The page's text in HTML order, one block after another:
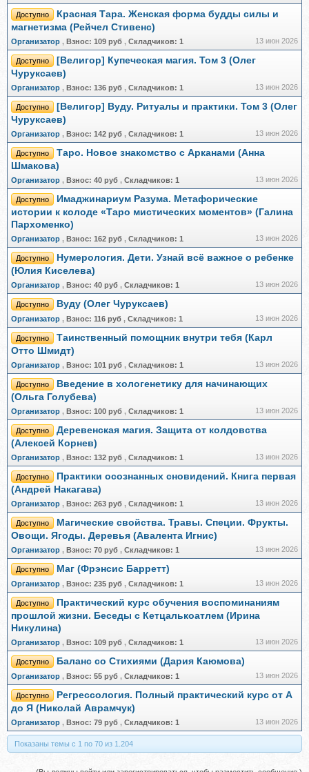
Доступно
Красная Тара. Женская форма будды силы и
магнетизма (Рейчел Стивенс)
Организатор , Взнос: 109 руб , Складчиков: 1 13 июн 2026
Доступно
[Велигор] Купеческая магия. Том 3 (Олег
Чуруксаев)
Организатор , Взнос: 136 руб , Складчиков: 1 13 июн 2026
Доступно
[Велигор] Вуду. Ритуалы и практики. Том 3 (Олег
Чуруксаев)
Организатор , Взнос: 142 руб , Складчиков: 1 13 июн 2026
Доступно
Таро. Новое знакомство с Арканами (Анна
Шмакова)
Организатор , Взнос: 40 руб , Складчиков: 1 13 июн 2026
Доступно
Имаджинариум Разума. Метафорические
истории к колоде «Таро мистических моментов» (Галина
Пархоменко)
Организатор , Взнос: 162 руб , Складчиков: 1 13 июн 2026
Доступно
Нумерология. Дети. Узнай всё важное о ребенке
(Юлия Киселева)
Организатор , Взнос: 40 руб , Складчиков: 1 13 июн 2026
Доступно Вуду (Олег Чуруксаев)
Организатор , Взнос: 116 руб , Складчиков: 1 13 июн 2026
Доступно
Таинственный помощник внутри тебя (Карл
Отто Шмидт)
Организатор , Взнос: 101 руб , Складчиков: 1 13 июн 2026
Доступно
Введение в хологенетику для начинающих
(Ольга Голубева)
Организатор , Взнос: 100 руб , Складчиков: 1 13 июн 2026
Доступно
Деревенская магия. Защита от колдовства
(Алексей Корнев)
Организатор , Взнос: 132 руб , Складчиков: 1 13 июн 2026
Доступно
Практики осознанных сновидений. Книга первая
(Андрей Накагава)
Организатор , Взнос: 263 руб , Складчиков: 1 13 июн 2026
Доступно
Магические свойства. Травы. Специи. Фрукты.
Овощи. Ягоды. Деревья (Авалента Игнис)
Организатор , Взнос: 70 руб , Складчиков: 1 13 июн 2026
Доступно Маг (Фрэнсис Барретт)
Организатор , Взнос: 235 руб , Складчиков: 1 13 июн 2026
Доступно
Практический курс обучения воспоминаниям
прошлой жизни. Беседы с Кетцалькоатлем (Ирина
Никулина)
Организатор , Взнос: 109 руб , Складчиков: 1 13 июн 2026
Доступно Баланс со Стихиями (Дария Каюмова)
Организатор , Взнос: 55 руб , Складчиков: 1 13 июн 2026
Доступно
Регрессология. Полный практический курс от А
до Я (Николай Аврамчук)
Организатор , Взнос: 79 руб , Складчиков: 1 13 июн 2026
Показаны темы с 1 по 70 из 1.204